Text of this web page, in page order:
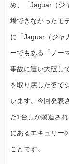
め、「Jaguar（ジ
場できなかったモ
に「Jaguar（ジャ
ーでもある「ノー
事故に遭い大破し
を取り戻した姿で
います。今回発表
た1台しか製造さ
にあるエキュリー
ことです。